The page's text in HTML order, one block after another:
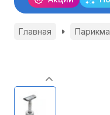
Главная